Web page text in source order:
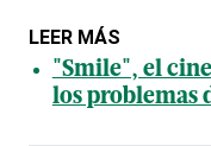
LEER MÁS
"Smile", el
los problemas